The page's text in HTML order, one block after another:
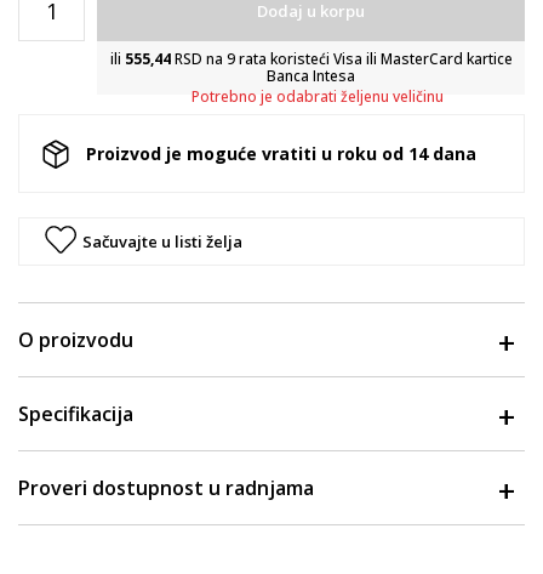
Dodaj u korpu
ili 555,44RSD na 9 rata koristeći Visa ili MasterCard kartice
Banca Intesa
Potrebno je odabrati željenu veličinu
Proizvod je moguće vratiti u roku od 14 dana
Sačuvajte u listi želja
O proizvodu
Specifikacija
Proveri dostupnost u radnjama